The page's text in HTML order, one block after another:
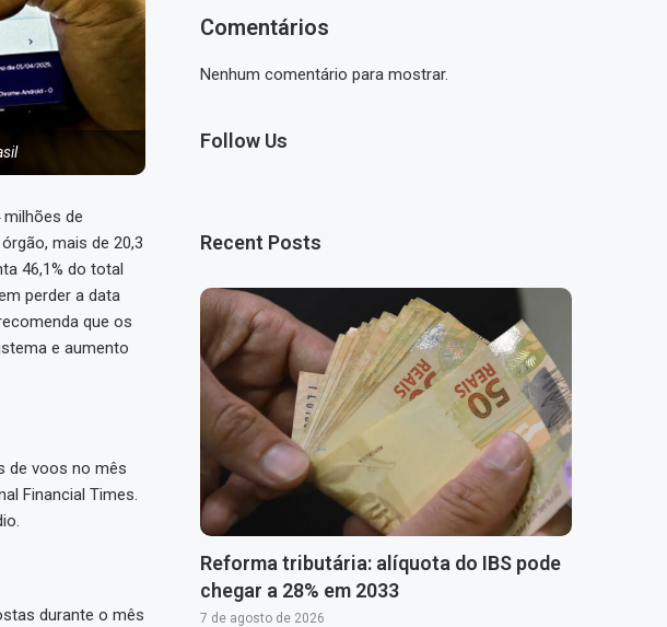
de
mais de 20,3
46,1% do total
perder a data
que os
e aumento
de voos no mês
Financial Times.
durante o mês
Comentários
Nenhum comentário para mostrar.
Follow Us
Recent Posts
Reforma tributária: alíquota do IBS pode
chegar a 28% em 2033
7 de agosto de 2026